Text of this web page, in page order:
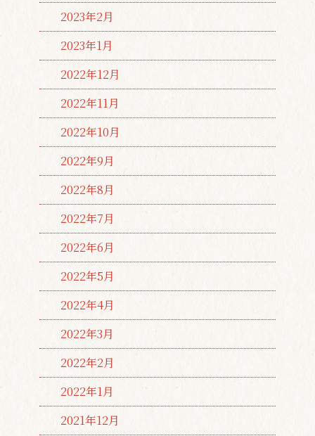
2023年2月
2023年1月
2022年12月
2022年11月
2022年10月
2022年9月
2022年8月
2022年7月
2022年6月
2022年5月
2022年4月
2022年3月
2022年2月
2022年1月
2021年12月